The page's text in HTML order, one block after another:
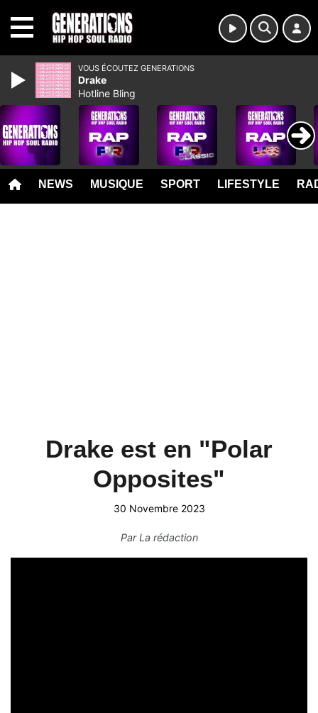
NEWS MUSIQUE SPORT LIFESTYLE
Drake est en "Polar
Opposites"
30 Novembre 2023
ParLa rédaction
VOUS ÉCOUTEZ GENERATIONS
Drake
Hotline Bling